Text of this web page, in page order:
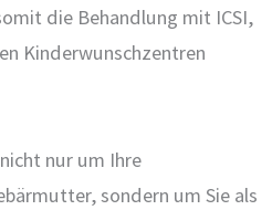
die Behandlung mit ICSI,
Kinderwunschzentren
nur um Ihre
sondern um Sie als